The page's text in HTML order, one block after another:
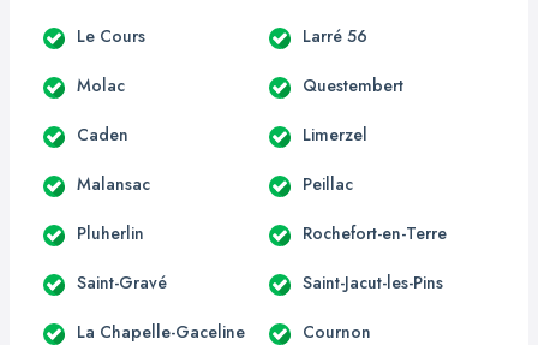
Le Cours Larré 56
Molac Questembert
Caden Limerzel
Malansac Peillac
Pluherlin Rochefort-en-Terre
Saint-Gravé Saint-Jacut-les-Pins
La Chapelle-Gaceline Cournon